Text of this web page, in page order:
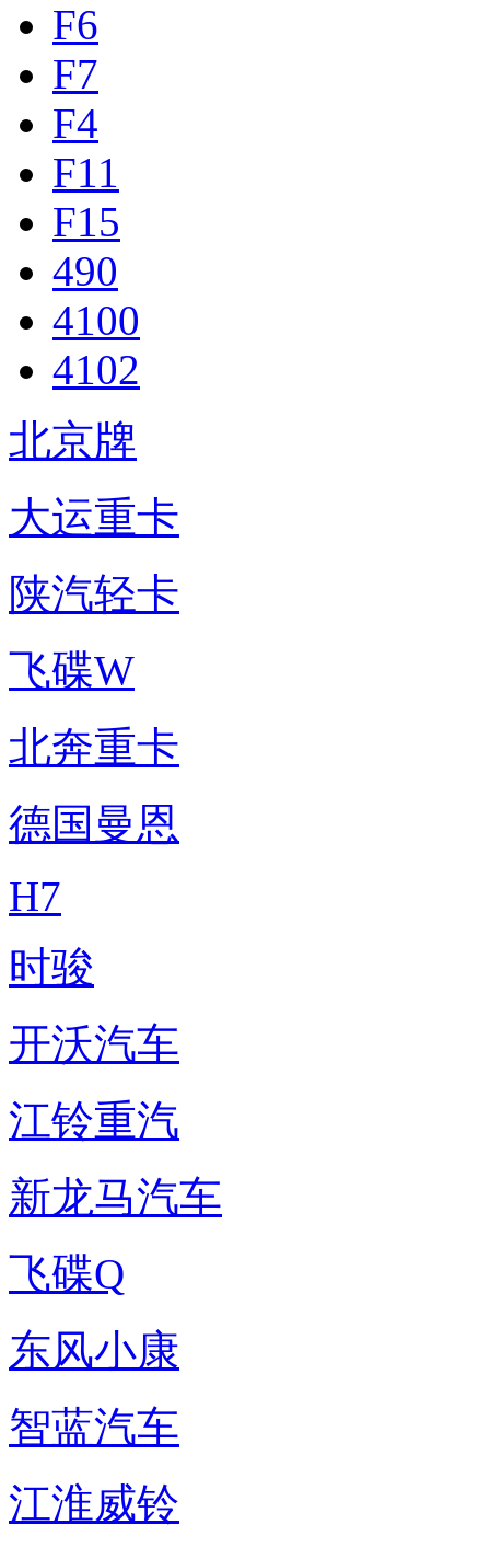
F6
F7
F4
F11
F15
490
4100
4102
北京牌
大运重卡
陕汽轻卡
飞碟W
北奔重卡
德国曼恩
H7
时骏
开沃汽车
江铃重汽
新龙马汽车
飞碟Q
东风小康
智蓝汽车
江淮威铃